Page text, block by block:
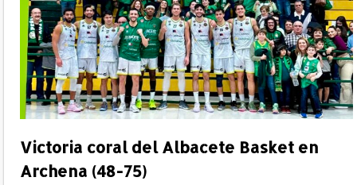
Victoria coral del Albacete Basket en
Archena (48-75)